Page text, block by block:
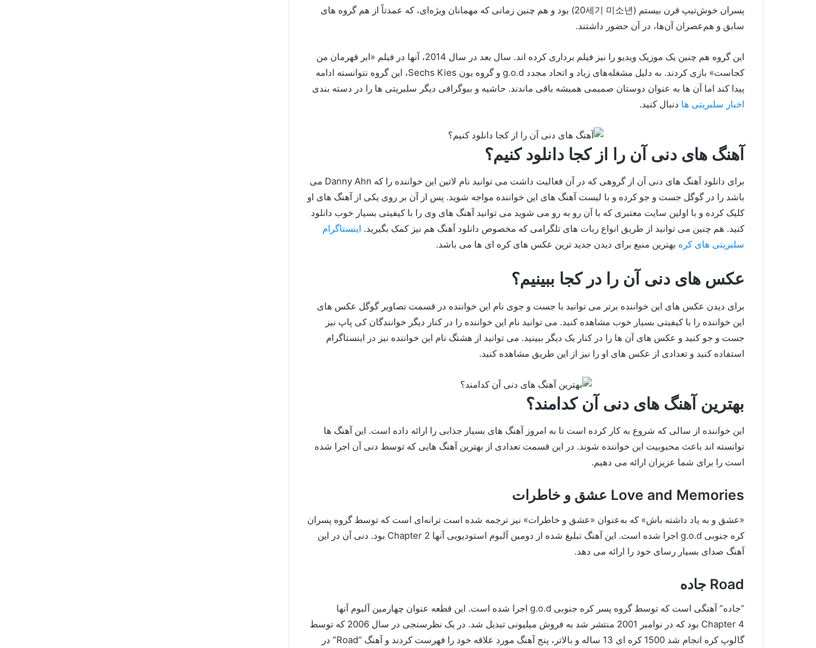
پسران خوش‌تیپ قرن بیستم (20세기 미소년) بود و هم چنین زمانی که مهمانان ویژه‌ای، که عمدتاً از هم گروه ‌های
سابق و هم‌عصران آن‌ها، در آن حضور داشتند.
این گروه هم چنین یک موزیک ویدیو را نیز فیلم برداری کرده اند. سال بعد در سال 2014، آنها در فیلم «ابر قهرمان من
کجاست» بازی کردند. به دلیل مشغله‌های زیاد و اتحاد مجدد g.o.d و گروه یون Sechs Kies، این گروه نتوانسته ادامه
پیدا کند اما آن ها به عنوان دوستان صمیمی همیشه باقی ماندند. حاشیه و بیوگرافی دیگر سلبریتی ها را در دسته بندی
اخبار سلبریتی ها دنبال کنید.
آهنگ های دنی آن را از کجا دانلود کنیم؟
برای دانلود آهنگ های دنی آن از گروهی که در آن فعالیت داشت می توانید نام لاتین این خواننده را که Danny Ahn می
باشد را در گوگل جست و جو کرده و با لیست آهنگ های این خواننده مواجه شوید. پس از آن بر روی یکی از آهنگ های او
کلیک کرده و با اولین سایت معتبری که با آن رو به رو می شوید می توانید آهنگ های وی را با کیفیتی بسیار خوب دانلود
کنید. هم چنین می توانید از طریق انواع ربات های تلگرامی که مخصوص دانلود آهنگ هم نیز کمک بگیرید. اینستاگرام
سلبریتی های کره بهترین منبع برای دیدن جدید ترین عکس های کره ای ها می باشد.
عکس های دنی آن را در کجا ببینیم؟
برای دیدن عکس های این خواننده برتر می توانید با جست و جوی نام این خواننده در قسمت تصاویر گوگل عکس های
این خواننده را با کیفیتی بسیار خوب مشاهده کنید. می توانید نام این خواننده را در کنار دیگر خوانندگان کی پاپ نیز
جست و جو کنید و عکس های آن ها را در کنار یک دیگر ببینید. می توانید از هشتگ نام این خواننده نیز در اینستاگرام
استفاده کنید و تعدادی از عکس های او را نیز از این طریق مشاهده کنید.
بهترین آهنگ های دنی آن کدامند؟
این خواننده از سالی که شروع به کار کرده است تا به امروز آهنگ های بسیار جذابی را ارائه داده است. این آهنگ ها
توانسته اند باعث محبوبیت این خواننده شوند. در این قسمت تعدادی از بهترین آهنگ هایی که توسط دنی آن اجرا شده
است را برای شما عزیزان ارائه می دهیم.
Love and Memories عشق و خاطرات
«عشق و به یاد داشته باش» که به‌عنوان «عشق و خاطرات» نیز ترجمه شده است ترانه‌ای است که توسط گروه پسران
کره جنوبی g.o.d اجرا شده است. این آهنگ تبلیغ شده از دومین آلبوم استودیویی آنها Chapter 2 بود. دنی آن در این
آهنگ صدای بسیار رسای خود را ارائه می دهد.
Road جاده
“جاده” آهنگی است که توسط گروه پسر کره جنوبی g.o.d اجرا شده است. این قطعه عنوان چهارمین آلبوم آنها
Chapter 4 بود که در نوامبر 2001 منتشر شد به فروش میلیونی تبدیل شد. در یک نظرسنجی در سال 2006 که توسط
گالوپ کره انجام شد 1500 کره ای 13 ساله و بالاتر، پنج آهنگ مورد علاقه خود را فهرست کردند و آهنگ “Road” در